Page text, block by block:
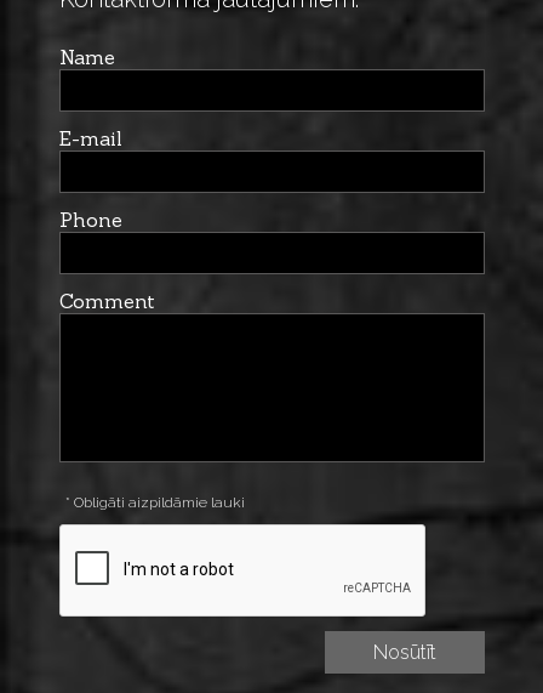
Name
E-mail
Phone
Comment
* Obligāti aizpildāmie lauki